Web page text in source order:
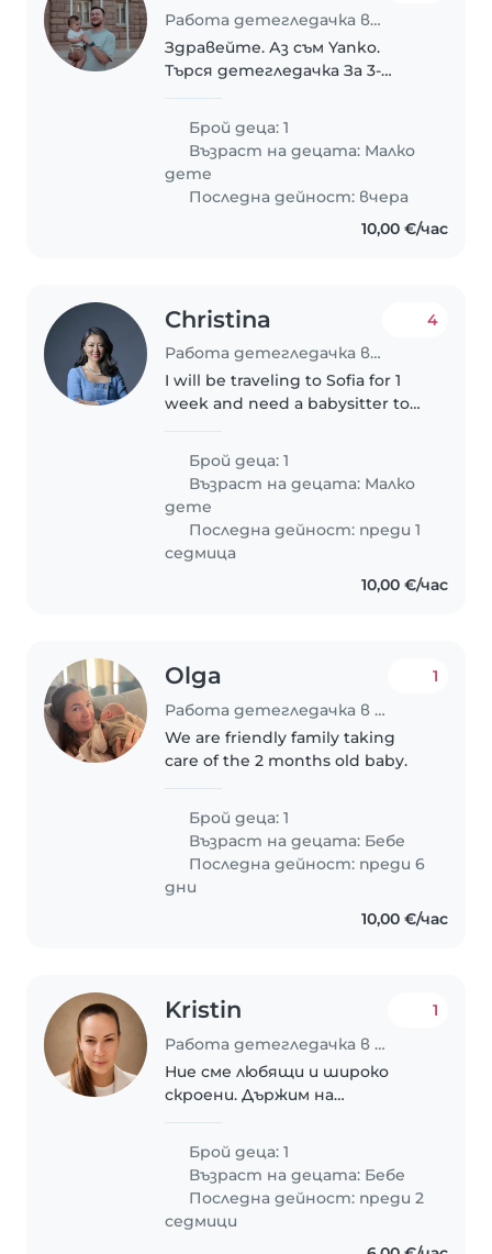
Работа детегледачка в София
Здравейте. Аз съм Yanko.
Търся детегледачка За 3-
часа седмично. Предлагам от
10 € на час. София. Очаквам
съобщението ви.
Брой деца: 1
Възраст на децата: Малко
дете
Последна дейност: вчера
10,00 €/час
Christina
Работа детегледачка в София
4
I will be traveling to Sofia for 1
week and need a babysitter to
Брой деца: 1
Възраст на децата: Малко
дете
Последна дейност: преди 1
седмица
10,00 €/час
Olga
Работа детегледачка в София
1
We are friendly family taking
care of the 2 months old baby.
Брой деца: 1
Възраст на децата: Бебе
Последна дейност: преди 6
дни
10,00 €/час
Kristin
Работа детегледачка в София
1
Ние сме любящи и широко
скроени. Държим на
и усмивките. Нашия човек е
интелигентен,
добронамерен и отговорен.
Брой деца: 1
Възраст на децата: Бебе
Последна дейност: преди 2
седмици